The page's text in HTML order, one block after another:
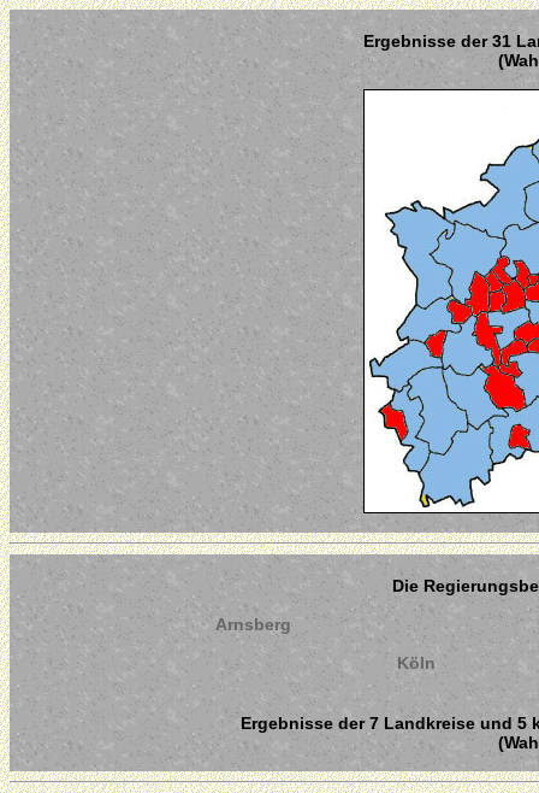
Ergebnisse der 31
Die
Arnsberg
Köln
Ergebnisse der 7 Landkreise und 5